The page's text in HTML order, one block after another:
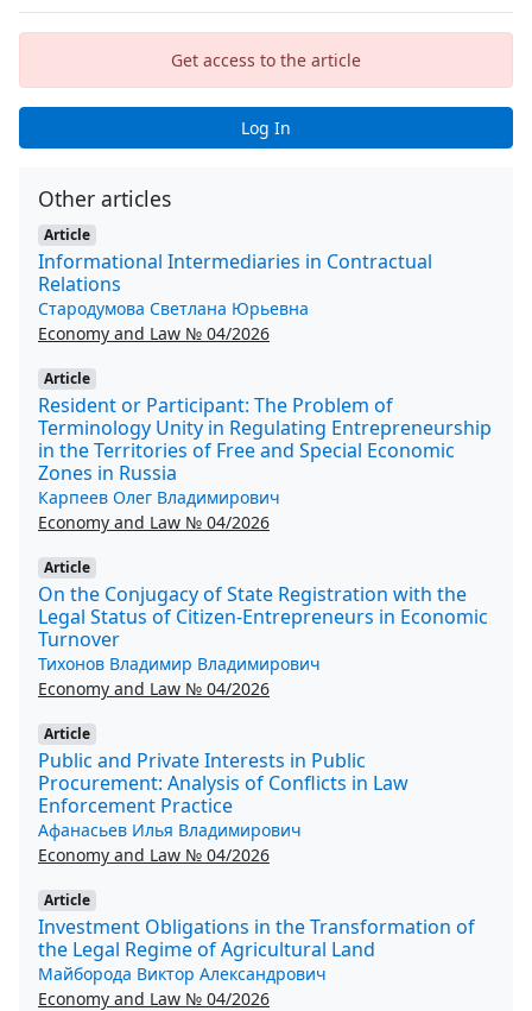
Get access to the article
Log In
Other articles
Article
Informational Intermediaries in Contractual
Relations
Стародумова Светлана Юрьевна
Economy and Law № 04/2026
Article
Resident or Participant: The Problem of
Terminology Unity in Regulating Entrepreneurship
in the Territories of Free and Special Economic
Zones in Russia
Карпеев Олег Владимирович
Economy and Law № 04/2026
Article
On the Conjugacy of State Registration with the
Legal Status of Citizen-Entrepreneurs in Economic
Turnover
Тихонов Владимир Владимирович
Economy and Law № 04/2026
Article
Public and Private Interests in Public
Procurement: Analysis of Conflicts in Law
Enforcement Practice
Афанасьев Илья Владимирович
Economy and Law № 04/2026
Article
Investment Obligations in the Transformation of
the Legal Regime of Agricultural Land
Майборода Виктор Александрович
Economy and Law № 04/2026